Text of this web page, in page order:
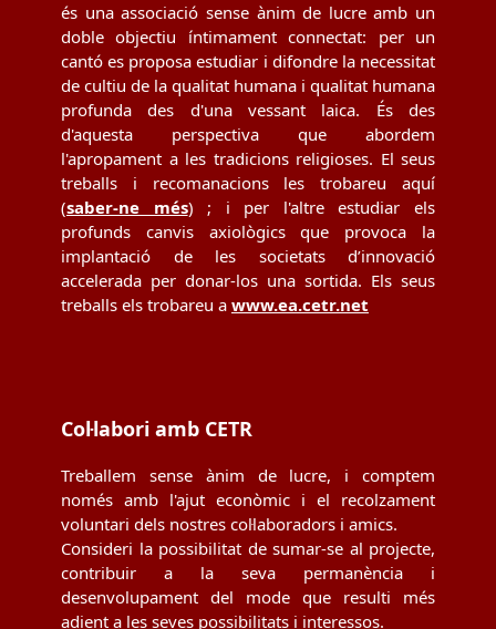
és una associació sense ànim de lucre amb un
doble objectiu íntimament connectat: per un
cantó es proposa estudiar i difondre la necessitat
de cultiu de la qualitat humana i qualitat humana
profunda des d'una vessant laica. És des
d'aquesta perspectiva que abordem
l'apropament a les tradicions religioses. El seus
treballs i recomanacions les trobareu aquí
(saber-ne més) ; i per l'altre estudiar els
profunds canvis axiològics que provoca la
implantació de les societats d’innovació
accelerada per donar-los una sortida. Els seus
treballs els trobareu a www.ea.cetr.net
Col·labori amb CETR
Treballem sense ànim de lucre, i comptem
només amb l'ajut econòmic i el recolzament
voluntari dels nostres col·laboradors i amics.
Consideri la possibilitat de sumar-se al projecte,
contribuir a la seva permanència i
desenvolupament del mode que resulti més
adient a les seves possibilitats i interessos.